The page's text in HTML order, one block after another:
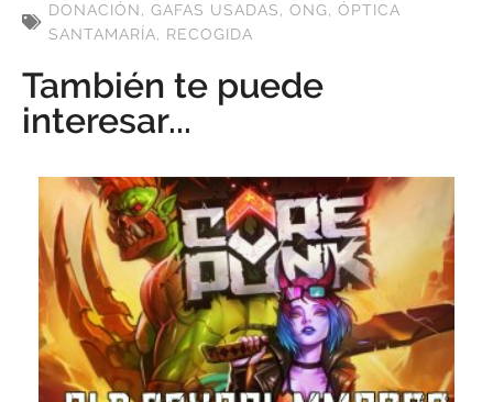
DONACIÓN, GAFAS USADAS, ONG, ÓPTICA
SANTAMARÍA, RECOGIDA
También te puede
interesar...